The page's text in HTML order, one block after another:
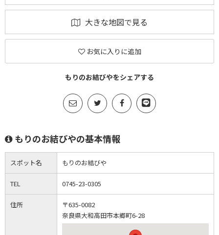
大きな地図で見る
お気に入りに追加
もりのお結びやをシェアする
もりのお結びやの基本情報
スポット名 もりのお結びや
TEL 0745-23-0305
住所
〒635-0082
奈良県大和高田市本郷町6-28